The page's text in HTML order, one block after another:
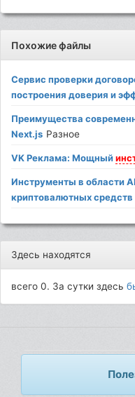
Похожие файлы
Сервис проверки
построения доверия и
Преимущества
Next.js Разное
VK Реклама: Мощный
Инструменты в области
криптовалютных средств
Здесь находятся
всего 0. За сутки здесь